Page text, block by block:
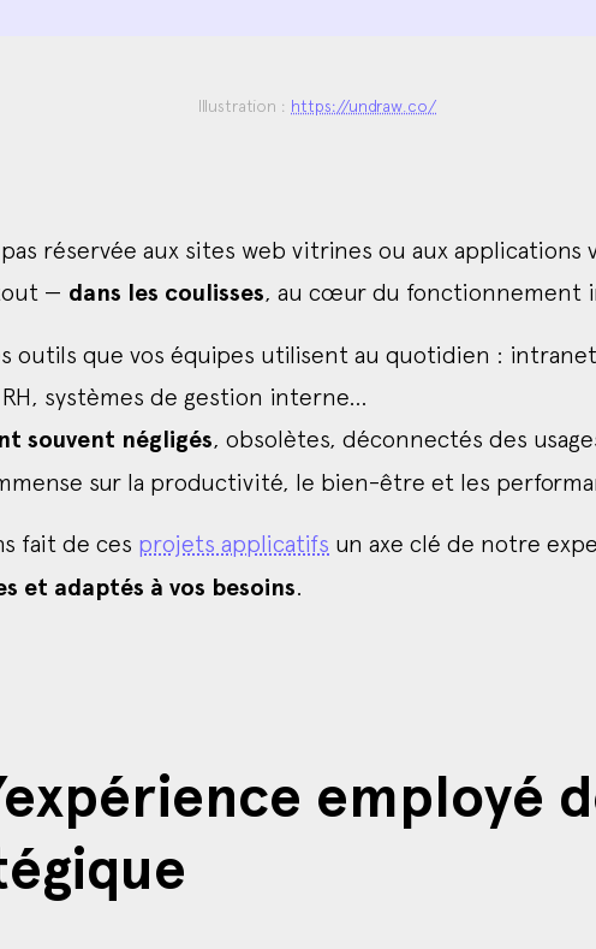
Illustration : https://undraw.co/
réservée aux sites web vitrines ou aux applications
— dans les coulisses, au cœur du fonctionnement
outils que vos équipes utilisent au quotidien :
systèmes de gestion interne…
souvent négligés, obsolètes, déconnectés des
sur la productivité, le bien-être et les
fait de ces projets applicatifs un axe clé de notre
et adaptés à vos besoins.
employé